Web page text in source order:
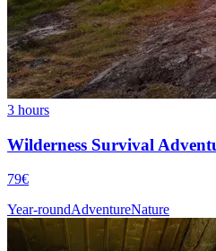
3 hours
Wilderness Survival
79€
Year-roundAdventureNature